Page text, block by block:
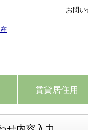
お問
賃貸居住用